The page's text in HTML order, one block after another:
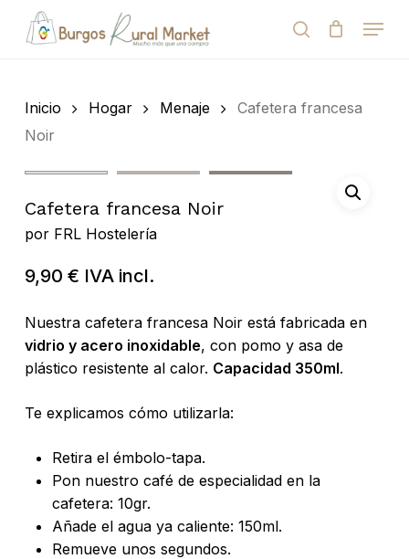
de
search
Menu
Cart
Inicio Hogar Menaje
Cafetera francesa
Noir
Cafetera francesa Noir
por FRL Hostelería
9,90 € IVA incl.
Nuestra cafetera francesa Noir está fabricada en
vidrio y acero inoxidable, con pomo y asa de
plástico resistente al calor. Capacidad 350ml.
Te explicamos cómo utilizarla:
Retira el émbolo-tapa.
Pon nuestro café de especialidad en la
cafetera: 10gr.
Añade el agua ya caliente: 150ml.
Remueve unos segundos.